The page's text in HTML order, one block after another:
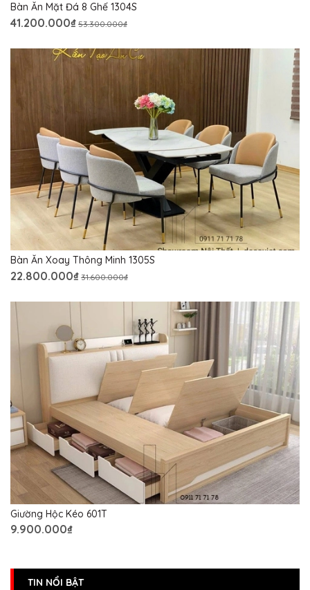
Bàn Ăn Mặt Đá 8 Ghế 1304S
41.200.000₫ 53.300.000₫
Bàn Ăn Xoay Thông Minh 1305S
22.800.000₫ 31.600.000₫
Giường Hộc Kéo 601T
9.900.000₫
TIN NỔI BẬT